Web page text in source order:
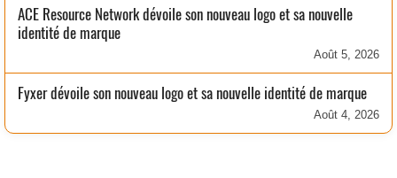
ACE Resource Network dévoile son nouveau logo et sa nouvelle
identité de marque
Août 5, 2026
Fyxer dévoile son nouveau logo et sa nouvelle identité de marque
Août 4, 2026